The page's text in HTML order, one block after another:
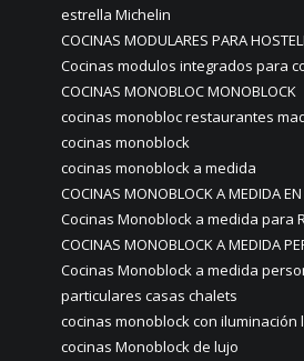
estrella Michelin
COCINAS MODULARES PARA
Cocinas modulos integrados para
COCINAS MONOBLOC MONOBLOCK
cocinas monobloc restaurantes
cocinas monoblock
cocinas monoblock a medida
COCINAS MONOBLOCK A MEDIDA
Cocinas Monoblock a medida para
COCINAS MONOBLOCK A MEDIDA
Cocinas Monoblock a medida
particulares casas chalets
cocinas monoblock con iluminación
cocinas Monoblock de lujo